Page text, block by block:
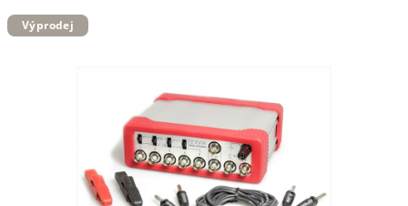
Sternen.
Výprodej